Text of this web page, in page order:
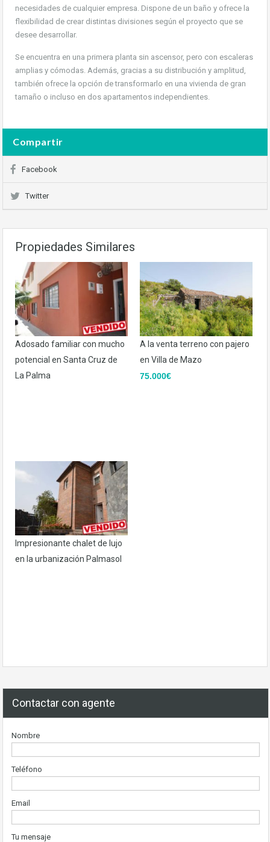
necesidades de cualquier empresa. Dispone de un baño y ofrece la
flexibilidad de crear distintas divisiones según el proyecto que se
desee desarrollar.
Se encuentra en una primera planta sin ascensor, pero con escaleras
amplias y cómodas. Además, gracias a su distribución y amplitud,
también ofrece la opción de transformarlo en una vivienda de gran
tamaño o incluso en dos apartamentos independientes.
Compartir
Facebook
Twitter
Propiedades Similares
Adosado familiar con mucho
potencial en Santa Cruz de
La Palma
A la venta terreno con pajero
en Villa de Mazo
75.000€
Impresionante chalet de lujo
en la urbanización Palmasol
Contactar con agente
Nombre
Teléfono
Email
Tu mensaje